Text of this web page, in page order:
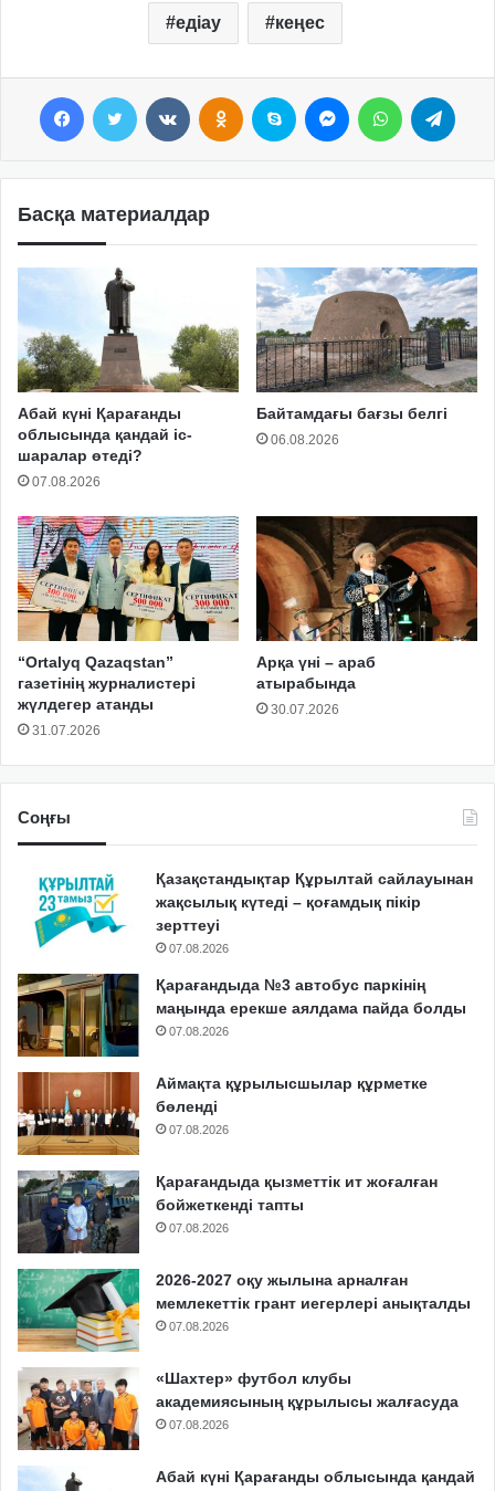
едіау кеңес
Басқа материалдар
Абай күні Қарағанды
облысында қандай іс-
шаралар өтеді?
07.08.2026
Байтамдағы бағзы белгі
06.08.2026
“Ortalyq Qazaqstan”
газетінің журналистері
жүлдегер атанды
31.07.2026
Арқа үні – араб
атырабында
30.07.2026
Соңғы
Қазақстандықтар Құрылтай сайлауынан
жақсылық күтеді – қоғамдық пікір
зерттеуі
07.08.2026
Қарағандыда №3 автобус паркінің
маңында ерекше аялдама пайда болды
07.08.2026
Аймақта құрылысшылар құрметке
бөленді
07.08.2026
Қарағандыда қызметтік ит жоғалған
бойжеткенді тапты
07.08.2026
2026-2027 оқу жылына арналған
мемлекеттік грант иегерлері анықталды
07.08.2026
«Шахтер» футбол клубы
академиясының құрылысы жалғасуда
07.08.2026
Абай күні Қарағанды облысында қандай